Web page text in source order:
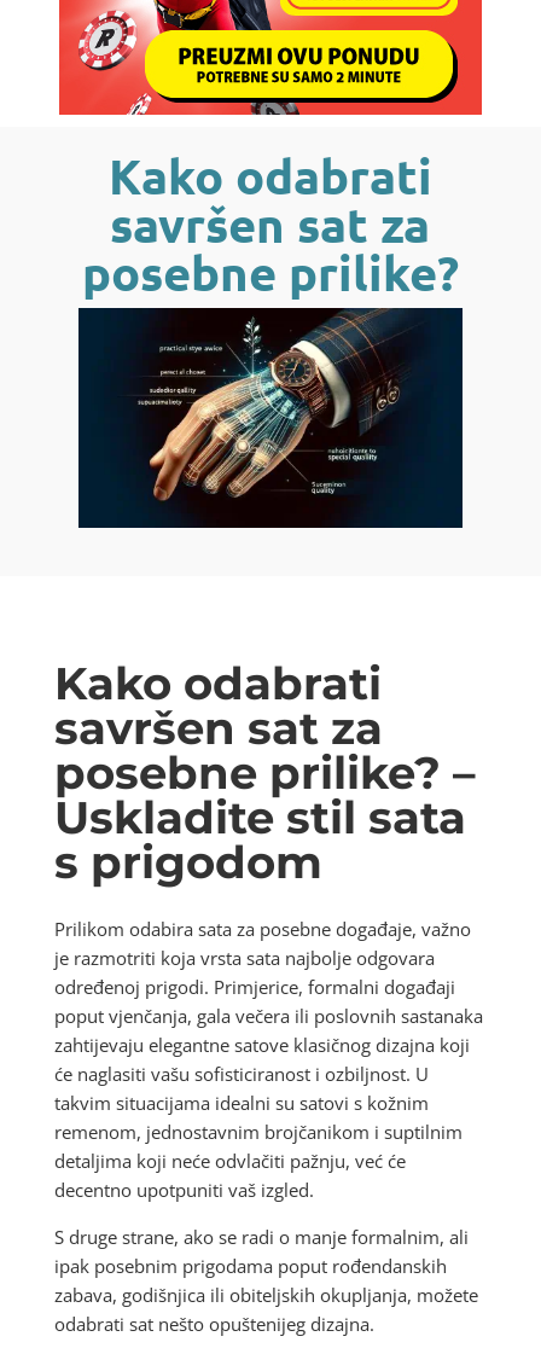
Kako odabrati
savršen sat za
posebne prilike?
Kako odabrati
savršen sat za
posebne prilike? –
Uskladite stil sata
s prigodom
Prilikom odabira sata za posebne događaje, važno
je razmotriti koja vrsta sata najbolje odgovara
određenoj prigodi. Primjerice, formalni događaji
poput vjenčanja, gala večera ili poslovnih sastanaka
zahtijevaju elegantne satove klasičnog dizajna koji
će naglasiti vašu sofisticiranost i ozbiljnost. U
takvim situacijama idealni su satovi s kožnim
remenom, jednostavnim brojčanikom i suptilnim
detaljima koji neće odvlačiti pažnju, već će
decentno upotpuniti vaš izgled.
S druge strane, ako se radi o manje formalnim, ali
ipak posebnim prigodama poput rođendanskih
zabava, godišnjica ili obiteljskih okupljanja, možete
odabrati sat nešto opuštenijeg dizajna.